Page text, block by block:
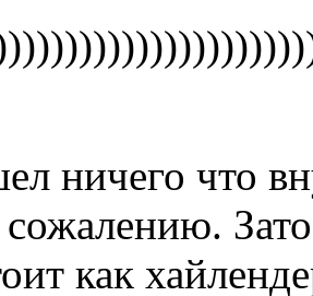
ничего что
сожалению.
как